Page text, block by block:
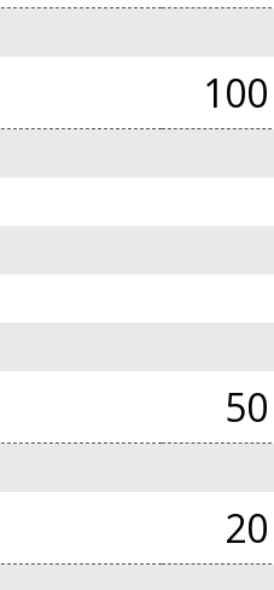
100
50
20